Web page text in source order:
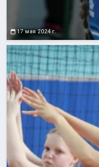
17 мая 2024 г.